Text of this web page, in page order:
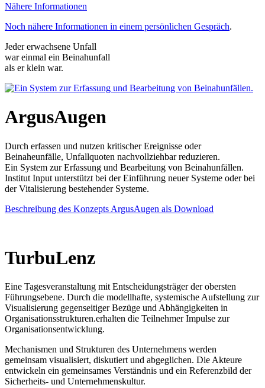
Nähere Informationen
Noch nähere Informationen in einem persönlichen Gespräch.
Jeder erwachsene Unfall
war einmal ein Beinahunfall
als er klein war.
ArgusAugen
Durch erfassen und nutzen kritischer Ereignisse oder
Beinaheunfälle, Unfallquoten nachvollziehbar reduzieren.
Ein System zur Erfassung und Bearbeitung von Beinahunfällen.
Institut Input unterstützt bei der Einführung neuer Systeme oder bei
der Vitalisierung bestehender Systeme.
Beschreibung des Konzepts ArgusAugen als Download
TurbuLenz
Eine Tagesveranstaltung mit Entscheidungsträger der obersten
Führungsebene. Durch die modellhafte, systemische Aufstellung zur
Visualisierung gegenseitiger Bezüge und Abhängigkeiten in
Organisationsstrukturen.erhalten die Teilnehmer Impulse zur
Organisationsentwicklung.
Mechanismen und Strukturen des Unternehmens werden
gemeinsam visualisiert, diskutiert und abgeglichen. Die Akteure
entwickeln ein gemeinsames Verständnis und ein Referenzbild der
Sicherheits- und Unternehmenskultur.